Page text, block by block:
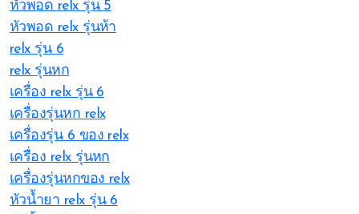
หัวพอด relx รุ่น 5
หัวพอด relx รุ่นห้า
relx รุ่น 6
relx รุ่นหก
เครื่อง relx รุ่น 6
เครื่องรุ่นหก relx
เครื่องรุ่น 6 ของ relx
เครื่อง relx รุ่นหก
เครื่องรุ่นหกของ relx
หัวน้ำยา relx รุ่น 6